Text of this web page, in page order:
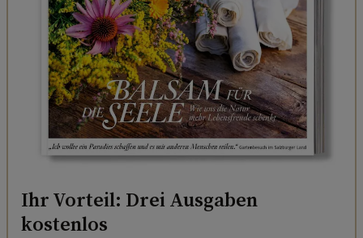
Ihr Vorteil: Drei Ausgaben
kostenlos